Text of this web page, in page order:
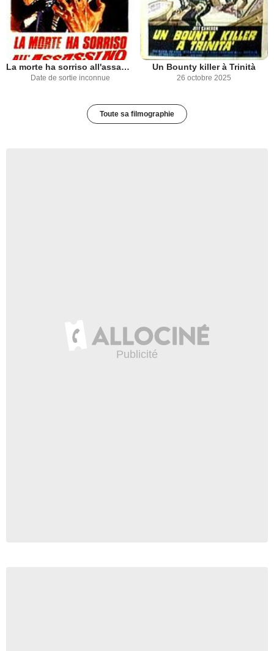
La morte ha sorriso all'assassino
Date de sortie inconnue
Un Bounty killer à Trinità
26 octobre 2025
Toute sa filmographie